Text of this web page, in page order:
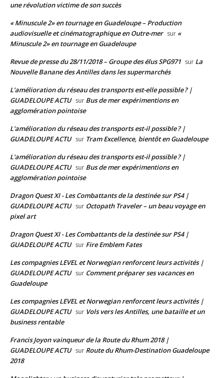
une révolution victime de son succès
« Minuscule 2» en tournage en Guadeloupe – Production
audiovisuelle et cinématographique en Outre-mer sur «
Minuscule 2» en tournage en Guadeloupe
Revue de presse du 28/11/2018 – Groupe des élus SPG971 sur La
Nouvelle Banane des Antilles dans les supermarchés
L'amélioration du réseau des transports est-elle possible ? |
GUADELOUPE ACTU sur Bus de mer expérimentions en
agglomération pointoise
L'amélioration du réseau des transports est-il possible ? |
GUADELOUPE ACTU sur Tram Excellence, bientôt en Guadeloupe
L'amélioration du réseau des transports est-il possible ? |
GUADELOUPE ACTU sur Bus de mer expérimentions en
agglomération pointoise
Dragon Quest XI - Les Combattants de la destinée sur PS4 |
GUADELOUPE ACTU sur Octopath Traveler – un beau voyage en
pixel art
Dragon Quest XI - Les Combattants de la destinée sur PS4 |
GUADELOUPE ACTU sur Fire Emblem Fates
Les compagnies LEVEL et Norwegian renforcent leurs activités |
GUADELOUPE ACTU sur Comment préparer ses vacances en
Guadeloupe
Les compagnies LEVEL et Norwegian renforcent leurs activités |
GUADELOUPE ACTU sur Vols vers les Antilles, une bataille et un
business rentable
Francis Joyon vainqueur de la Route du Rhum 2018 |
GUADELOUPE ACTU sur Route du Rhum-Destination Guadeloupe
2018